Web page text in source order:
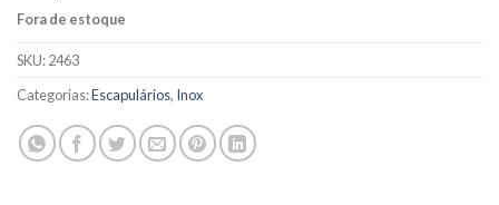
Fora de estoque
SKU:2463
Categorias:Escapulários, Inox